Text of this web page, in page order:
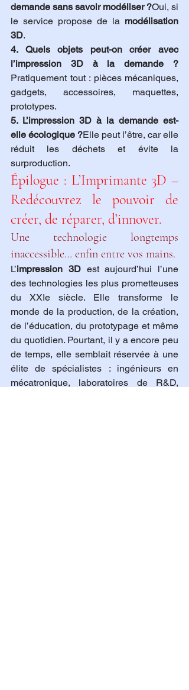
demande sans savoir modéliser ?Oui, si
le service propose de la modélisation
3D.
4. Quels objets peut-on créer avec
l’impression 3D à la demande ?
Pratiquement tout : pièces mécaniques,
gadgets, accessoires, maquettes,
prototypes.
5. L’impression 3D à la demande est-
elle écologique ?Elle peut l’être, car elle
réduit les déchets et évite la
surproduction.
Épilogue : L’Imprimante 3D –
Redécouvrez le pouvoir de
créer, de réparer, d’innover.
Une technologie longtemps
inaccessible… enfin entre vos mains.
L’impression 3D est aujourd’hui l’une
des technologies les plus prometteuses
du XXIe siècle. Elle transforme le
monde de la production, de la création,
de l’éducation, du prototypage et même
du quotidien. Pourtant, il y a encore peu
de temps, elle semblait réservée à une
élite de spécialistes : ingénieurs en
mécatronique, laboratoires de R&D,